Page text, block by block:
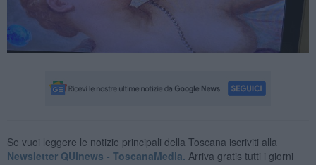
Se vuoi leggere le notizie principali della Toscana iscriviti alla
Newsletter QUInews - ToscanaMedia. Arriva gratis tutti i giorni